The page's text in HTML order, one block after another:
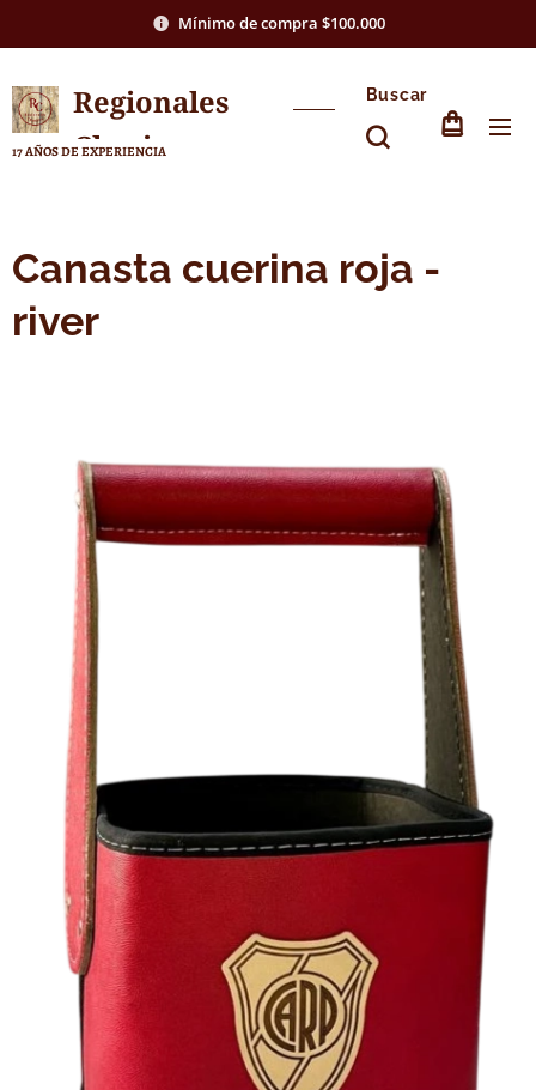
Mínimo de compra $100.000
Regionales
Chasico
17 AÑOS DE EXPERIENCIA
Buscar
Canasta cuerina roja -
river